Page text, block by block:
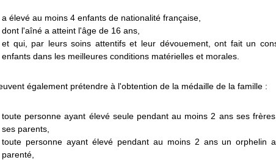
a élevé au moins 4 enfants de nationalité française,
dont l'aîné a atteint l'âge de 16 ans,
et qui, par leurs soins attentifs et leur dévouement, ont fait un
enfants dans les meilleures conditions matérielles et morales.
également prétendre à l'obtention de la médaille de la famille :
toute personne ayant élevé seule pendant au moins 2 ans ses
ses parents,
toute personne ayant élevé pendant au moins 2 ans un orphelin
parenté,